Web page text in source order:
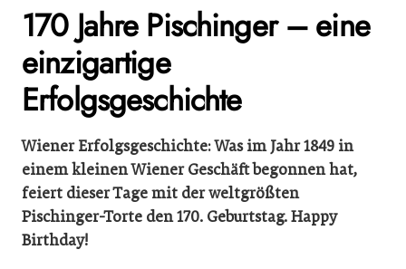
170 Jahre Pischinger – eine
einzigartige
Erfolgsgeschichte
Wiener Erfolgsgeschichte: Was im Jahr 1849 in
einem kleinen Wiener Geschäft begonnen hat,
feiert dieser Tage mit der weltgrößten
Pischinger-Torte den 170. Geburtstag. Happy
Birthday!